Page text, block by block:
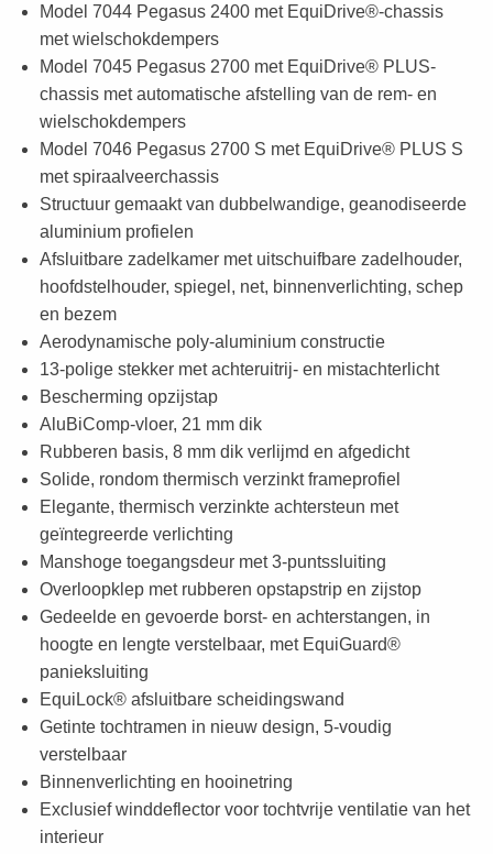
Model 7044 Pegasus 2400 met EquiDrive®-chassis
met wielschokdempers
Model 7045 Pegasus 2700 met EquiDrive® PLUS-
chassis met automatische afstelling van de rem- en
wielschokdempers
Model 7046 Pegasus 2700 S met EquiDrive® PLUS S
met spiraalveerchassis
Structuur gemaakt van dubbelwandige, geanodiseerde
aluminium profielen
Afsluitbare zadelkamer met uitschuifbare zadelhouder,
hoofdstelhouder, spiegel, net, binnenverlichting, schep
en bezem
Aerodynamische poly-aluminium constructie
13-polige stekker met achteruitrij- en mistachterlicht
Bescherming opzijstap
AluBiComp-vloer, 21 mm dik
Rubberen basis, 8 mm dik verlijmd en afgedicht
Solide, rondom thermisch verzinkt frameprofiel
Elegante, thermisch verzinkte achtersteun met
geïntegreerde verlichting
Manshoge toegangsdeur met 3-puntssluiting
Overloopklep met rubberen opstapstrip en zijstop
Gedeelde en gevoerde borst- en achterstangen, in
hoogte en lengte verstelbaar, met EquiGuard®
panieksluiting
EquiLock® afsluitbare scheidingswand
Getinte tochtramen in nieuw design, 5-voudig
verstelbaar
Binnenverlichting en hooinetring
Exclusief winddeflector voor tochtvrije ventilatie van het
interieur